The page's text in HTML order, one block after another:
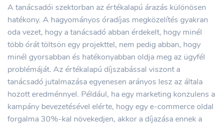
A tanácsadói szektorban az értékalapú árazás különösen
hatékony. A hagyományos óradíjas megközelítés gyakran
oda vezet, hogy a tanácsadó abban érdekelt, hogy minél
több órát töltsön egy projekttel, nem pedig abban, hogy
minél gyorsabban és hatékonyabban oldja meg az ügyfél
problémáját. Az értékalapú díjszabással viszont a
tanácsadó jutalmazása egyenesen arányos lesz az általa
hozott eredménnyel. Például, ha egy marketing konzulens a
kampány bevezetésével elérte, hogy egy e-commerce oldal
forgalma 30%-kal növekedjen, akkor a díjazása ennek a